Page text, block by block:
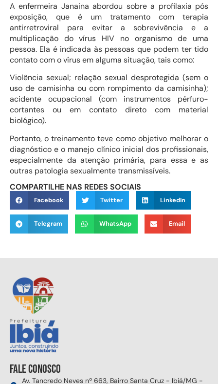
A enfermeira Janaina abordou sobre a profilaxia pós
exposição, que é um tratamento com terapia
antirretroviral para evitar a sobrevivência e a
multiplicação do vírus HIV no organismo de uma
pessoa. Ela é indicada às pessoas que podem ter tido
contato com o vírus em alguma situação, tais como:
Violência sexual; relação sexual desprotegida (sem o
uso de camisinha ou com rompimento da camisinha);
acidente ocupacional (com instrumentos pérfuro-
cortantes ou em contato direto com material
biológico).
Portanto, o treinamento teve como objetivo melhorar o
diagnóstico e o manejo clínico inicial dos profissionais,
especialmente da atenção primária, para essa e as
outras patologia sexualmente transmissíveis.
COMPARTILHE NAS REDES SOCIAIS
Facebook Twitter LinkedIn
Telegram WhatsApp Email
Fale conosco
Av. Tancredo Neves nº 663, Bairro Santa Cruz - Ibiá/MG -